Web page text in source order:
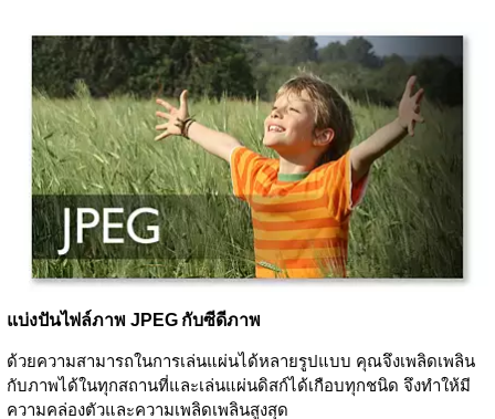
แบ่งปันไฟล์ภาพ JPEG กับซีดีภาพ
ด้วยความสามารถในการเล่นแผ่นได้หลายรูปแบบ คุณจึงเพลิดเพลิน
กับภาพได้ในทุกสถานที่และเล่นแผ่นดิสก์ได้เกือบทุกชนิด จึงทำให้มี
ความคล่องตัวและความเพลิดเพลินสูงสุด